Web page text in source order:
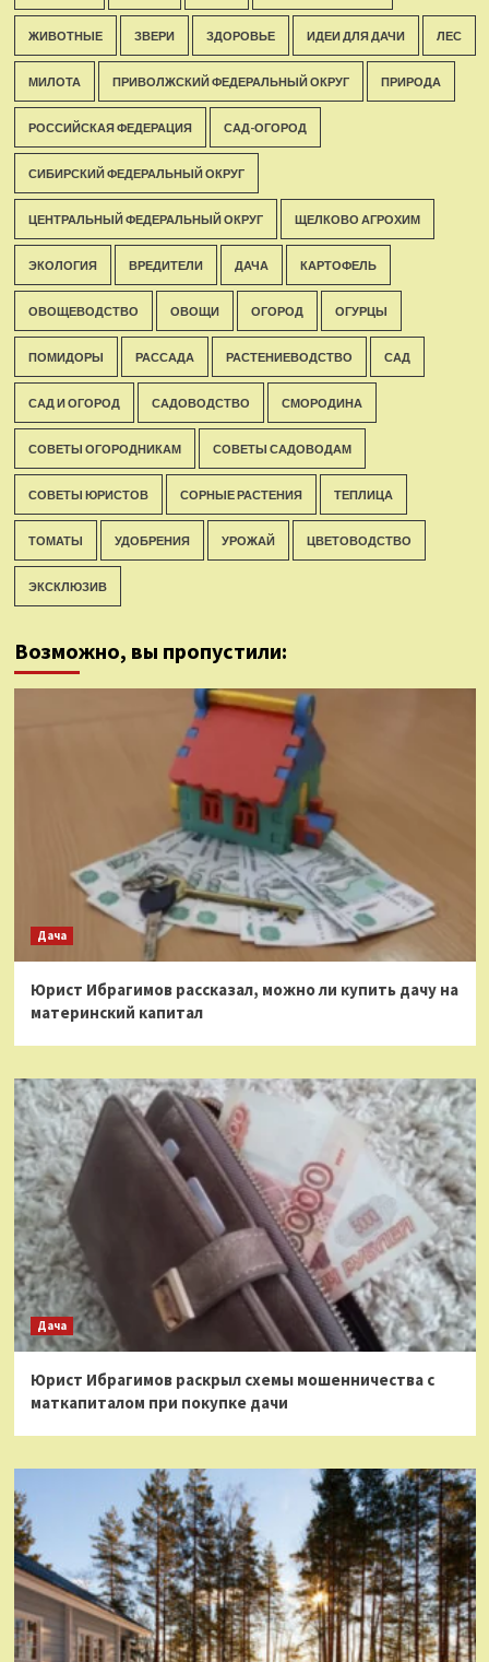
ЖИВОТНЫЕ ЗВЕРИ ЗДОРОВЬЕ ИДЕИ ДЛЯ ДАЧИ ЛЕС
МИЛОТА ПРИВОЛЖСКИЙ ФЕДЕРАЛЬНЫЙ ОКРУГ ПРИРОДА
РОССИЙСКАЯ ФЕДЕРАЦИЯ САД-ОГОРОД
СИБИРСКИЙ ФЕДЕРАЛЬНЫЙ ОКРУГ
ЦЕНТРАЛЬНЫЙ ФЕДЕРАЛЬНЫЙ ОКРУГ ЩЕЛКОВО АГРОХИМ
ЭКОЛОГИЯ ВРЕДИТЕЛИ ДАЧА КАРТОФЕЛЬ
ОВОЩЕВОДСТВО ОВОЩИ ОГОРОД ОГУРЦЫ
ПОМИДОРЫ РАССАДА РАСТЕНИЕВОДСТВО САД
САД И ОГОРОД САДОВОДСТВО СМОРОДИНА
СОВЕТЫ ОГОРОДНИКАМ СОВЕТЫ САДОВОДАМ
СОВЕТЫ ЮРИСТОВ СОРНЫЕ РАСТЕНИЯ ТЕПЛИЦА
ТОМАТЫ УДОБРЕНИЯ УРОЖАЙ ЦВЕТОВОДСТВО
ЭКСКЛЮЗИВ
Возможно, вы пропустили:
Дача
Юрист Ибрагимов рассказал, можно ли купить дачу на
материнский капитал
Дача
Юрист Ибрагимов раскрыл схемы мошенничества с
маткапиталом при покупке дачи